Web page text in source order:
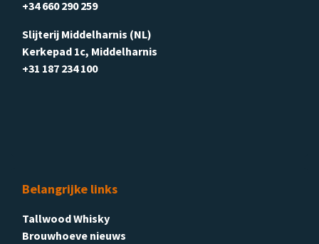
+34 660 290 259
Slijterij Middelharnis (NL)
Kerkepad 1c, Middelharnis
+31 187 234 100
Belangrijke links
Tallwood Whisky
Brouwhoeve nieuws